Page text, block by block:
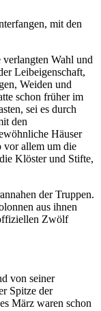
mit den
Wahl und
Leibeigenschaft,
Weiden und
schon früher im
sei es durch
den
Häuser
vor allem um die
Klöster und Stifte,
der Truppen.
aus ihnen
Zwölf
von seiner
Spitze der
März waren schon